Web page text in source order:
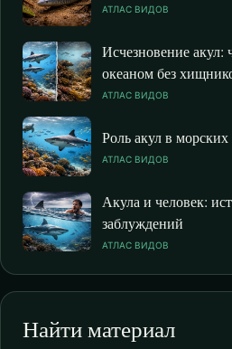
АТЛАС ВИДОВ
Исчезновение акул:
океаном без
АТЛАС ВИДОВ
Роль акул в морских
АТЛАС ВИДОВ
Акула и человек:
заблуждений
АТЛАС ВИДОВ
Найти материал